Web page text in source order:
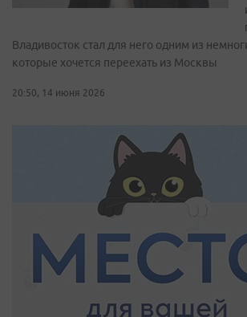
Владивосток стал для него одним из
которые хочется переехать из Москвы
20:50, 14 июня 2026